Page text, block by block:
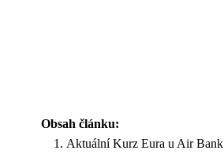
Obsah článku:
Aktuální Kurz Eura u Air Bank